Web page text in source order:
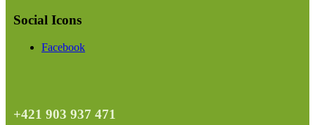
Social Icons
Facebook
+421 903 937 471